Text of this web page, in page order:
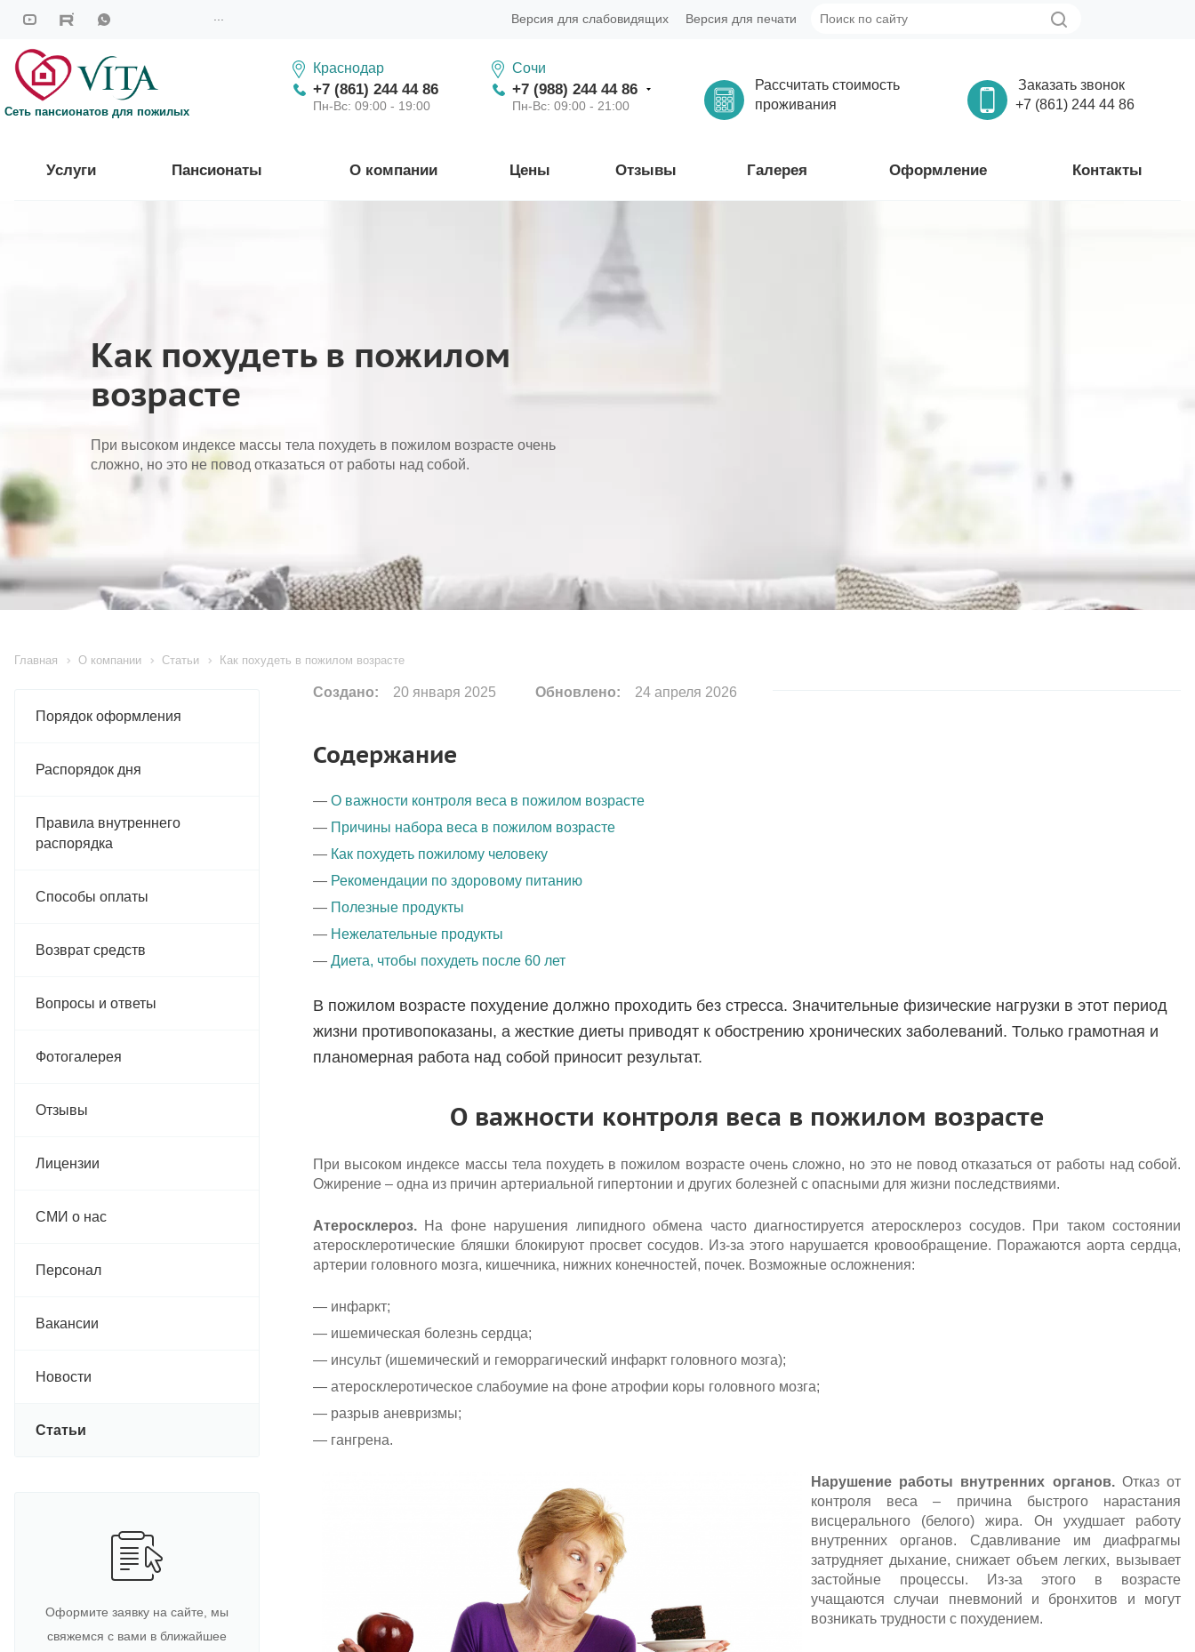
Версия для слабовидящих Версия для печати
Сеть пансионатов для пожилых
Краснодар
+7 (861) 244 44 86
Пн-Вс: 09:00 - 19:00
Сочи
+7 (988) 244 44 86
Пн-Вс: 09:00 - 21:00
Рассчитать стоимость
проживания
Заказать звонок
+7 (861) 244 44 86
Услуги Пансионаты О компании Цены Отзывы Галерея Оформление Контакты
Как похудеть в пожилом
возрасте
При высоком индексе массы тела похудеть в пожилом возрасте очень
сложно, но это не повод отказаться от работы над собой.
Главная О компании Статьи Как похудеть в пожилом возрасте
Порядок оформления
Распорядок дня
Правила внутреннего
распорядка
Способы оплаты
Возврат средств
Вопросы и ответы
Фотогалерея
Отзывы
Лицензии
СМИ о нас
Персонал
Вакансии
Новости
Статьи
Оформите заявку на сайте, мы
свяжемся с вами в ближайшее
Создано: 20 января 2025 Обновлено: 24 апреля 2026
Содержание
О важности контроля веса в пожилом возрасте
Причины набора веса в пожилом возрасте
Как похудеть пожилому человеку
Рекомендации по здоровому питанию
Полезные продукты
Нежелательные продукты
Диета, чтобы похудеть после 60 лет
В пожилом возрасте похудение должно проходить без стресса. Значительные физические нагрузки в этот период
жизни противопоказаны, а жесткие диеты приводят к обострению хронических заболеваний. Только грамотная и
планомерная работа над собой приносит результат.
О важности контроля веса в пожилом возрасте
При высоком индексе массы тела похудеть в пожилом возрасте очень сложно, но это не повод отказаться от работы над собой.
Ожирение – одна из причин артериальной гипертонии и других болезней с опасными для жизни последствиями.
Атеросклероз. На фоне нарушения липидного обмена часто диагностируется атеросклероз сосудов. При таком состоянии
атеросклеротические бляшки блокируют просвет сосудов. Из-за этого нарушается кровообращение. Поражаются аорта сердца,
артерии головного мозга, кишечника, нижних конечностей, почек. Возможные осложнения:
инфаркт;
ишемическая болезнь сердца;
инсульт (ишемический и геморрагический инфаркт головного мозга);
атеросклеротическое слабоумие на фоне атрофии коры головного мозга;
разрыв аневризмы;
гангрена.
Нарушение работы внутренних органов.Отказ от
контроля веса – причина быстрого нарастания
висцерального (белого) жира. Он ухудшает работу
внутренних органов. Сдавливание им диафрагмы
затрудняет дыхание, снижает объем легких, вызывает
застойные процессы. Из-за этого в возрасте
учащаются случаи пневмоний и бронхитов и могут
возникать трудности с похудением.